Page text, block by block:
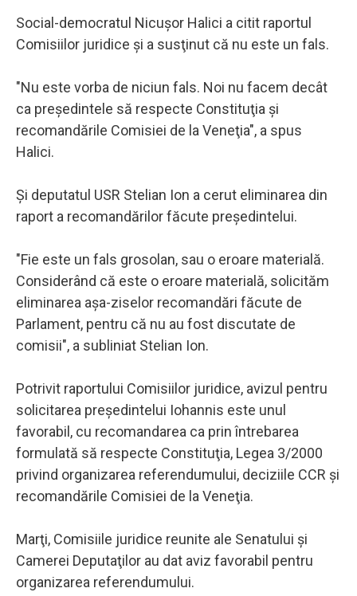
Social-democratul Nicuşor Halici a citit raportul
Comisiilor juridice şi a susţinut că nu este un fals.
"Nu este vorba de niciun fals. Noi nu facem decât
ca preşedintele să respecte Constituţia şi
recomandările Comisiei de la Veneţia", a spus
Halici.
Şi deputatul USR Stelian Ion a cerut eliminarea din
raport a recomandărilor făcute preşedintelui.
"Fie este un fals grosolan, sau o eroare materială.
Considerând că este o eroare materială, solicităm
eliminarea aşa-ziselor recomandări făcute de
Parlament, pentru că nu au fost discutate de
comisii", a subliniat Stelian Ion.
Potrivit raportului Comisiilor juridice, avizul pentru
solicitarea preşedintelui Iohannis este unul
favorabil, cu recomandarea ca prin întrebarea
formulată să respecte Constituţia, Legea 3/2000
privind organizarea referendumului, deciziile CCR şi
recomandările Comisiei de la Veneţia.
Marţi, Comisiile juridice reunite ale Senatului şi
Camerei Deputaţilor au dat aviz favorabil pentru
organizarea referendumului.